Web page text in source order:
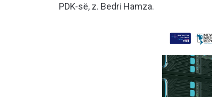
PDK-së, z. Bedri Hamza.